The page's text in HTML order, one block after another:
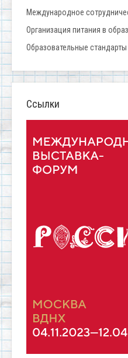
Международное
Организация питания в
Образовательные
Ссылки